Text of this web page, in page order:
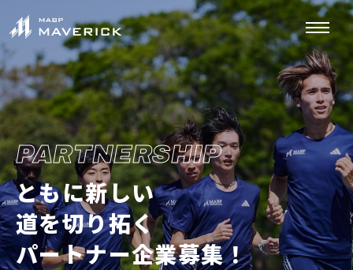
PARTNERSHIP
ともに新しい
道を切り拓く
パートナー企業募集！